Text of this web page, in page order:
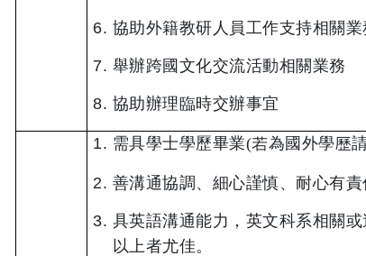
協助外籍教研人員工作支持相關業
舉辦跨國文化交流活動相關業務
協助辦理臨時交辦事宜
需具學士學歷畢業(若為國外學歷
善溝通協調、細心謹慎、耐心有責
具英語溝通能力，英文科系相關或
以上者尤佳。